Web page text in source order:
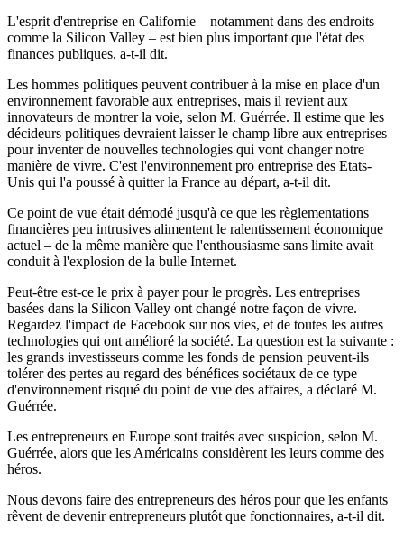
L'esprit d'entreprise en Californie – notamment dans des endroits
comme la Silicon Valley – est bien plus important que l'état des
finances publiques, a-t-il dit.
Les hommes politiques peuvent contribuer à la mise en place d'un
environnement favorable aux entreprises, mais il revient aux
innovateurs de montrer la voie, selon M. Guérrée. Il estime que les
décideurs politiques devraient laisser le champ libre aux entreprises
pour inventer de nouvelles technologies qui vont changer notre
manière de vivre. C'est l'environnement pro entreprise des Etats-
Unis qui l'a poussé à quitter la France au départ, a-t-il dit.
Ce point de vue était démodé jusqu'à ce que les règlementations
financières peu intrusives alimentent le ralentissement économique
actuel – de la même manière que l'enthousiasme sans limite avait
conduit à l'explosion de la bulle Internet.
Peut-être est-ce le prix à payer pour le progrès. Les entreprises
basées dans la Silicon Valley ont changé notre façon de vivre.
Regardez l'impact de Facebook sur nos vies, et de toutes les autres
technologies qui ont amélioré la société. La question est la suivante :
les grands investisseurs comme les fonds de pension peuvent-ils
tolérer des pertes au regard des bénéfices sociétaux de ce type
d'environnement risqué du point de vue des affaires, a déclaré M.
Guérrée.
Les entrepreneurs en Europe sont traités avec suspicion, selon M.
Guérrée, alors que les Américains considèrent les leurs comme des
héros.
Nous devons faire des entrepreneurs des héros pour que les enfants
rêvent de devenir entrepreneurs plutôt que fonctionnaires, a-t-il dit.